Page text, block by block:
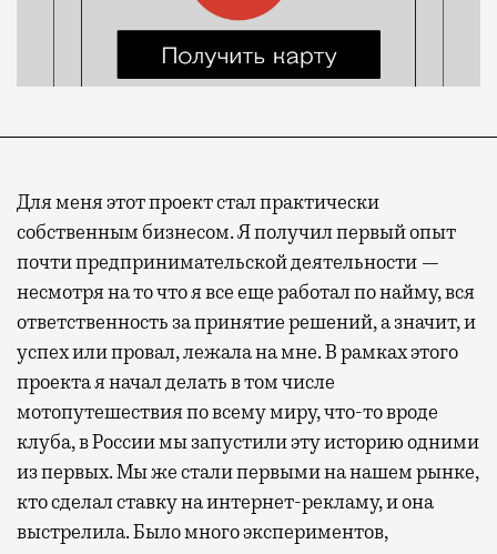
Для меня этот проект стал практически
собственным бизнесом. Я получил первый опыт
почти предпринимательской деятельности —
несмотря на то что я все еще работал по найму, вся
ответственность за принятие решений, а значит, и
успех или провал, лежала на мне. В рамках этого
проекта я начал делать в том числе
мотопутешествия по всему миру, что-то вроде
клуба, в России мы запустили эту историю одними
из первых. Мы же стали первыми на нашем рынке,
кто сделал ставку на интернет-рекламу, и она
выстрелила. Было много экспериментов,